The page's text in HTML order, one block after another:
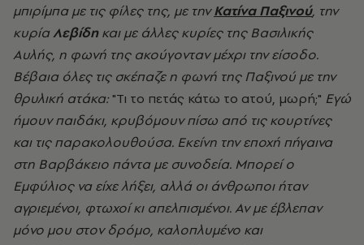
μπιρίμπα με τις φίλες της, με τηνΚατίνα Παξινού, την
κυρίαΛεβίδηκαι με άλλες κυρίες της Βασιλικής
Αυλής, η φωνή της ακούγονταν μέχρι την είσοδο.
Βέβαια όλες τις σκέπαζε η φωνή της Παξινού με την
θρυλική ατάκα:"Τι το πετάς κάτω το ατού, μωρή;" Εγώ
ήμουν παιδάκι, κρυβόμουν πίσω από τις κουρτίνες
και τις παρακολουθούσα. Εκείνη την εποχή πήγαινα
στη Βαρβάκειο πάντα με συνοδεία. Μπορεί ο
Εμφύλιος να είχε λήξει, αλλά οι άνθρωποι ήταν
αγριεμένοι, φτωχοί κι απελπισμένοι. Αν με έβλεπαν
μόνο μου στον δρόμο, καλοπλυμένο και